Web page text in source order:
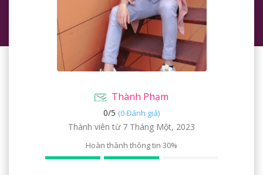
Thành Phạm
0/5 (0 Đánh giá)
Thành viên từ 7 Tháng Một, 2023
Hoàn thành thông tin 30%